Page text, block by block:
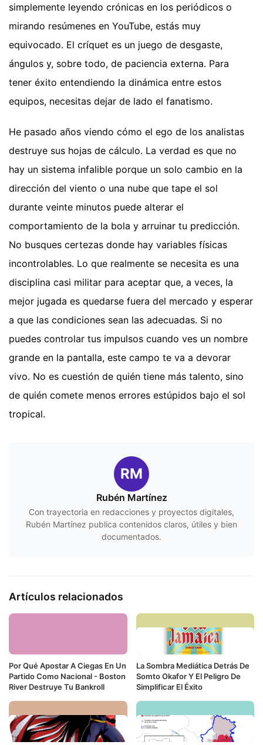
simplemente leyendo crónicas en los periódicos o
mirando resúmenes en YouTube, estás muy
equivocado. El críquet es un juego de desgaste,
ángulos y, sobre todo, de paciencia externa. Para
tener éxito entendiendo la dinámica entre estos
equipos, necesitas dejar de lado el fanatismo.
He pasado años viendo cómo el ego de los analistas
destruye sus hojas de cálculo. La verdad es que no
hay un sistema infalible porque un solo cambio en la
dirección del viento o una nube que tape el sol
durante veinte minutos puede alterar el
comportamiento de la bola y arruinar tu predicción.
No busques certezas donde hay variables físicas
incontrolables. Lo que realmente se necesita es una
disciplina casi militar para aceptar que, a veces, la
mejor jugada es quedarse fuera del mercado y esperar
a que las condiciones sean las adecuadas. Si no
puedes controlar tus impulsos cuando ves un nombre
grande en la pantalla, este campo te va a devorar
vivo. No es cuestión de quién tiene más talento, sino
de quién comete menos errores estúpidos bajo el sol
tropical.
RM
Rubén Martínez
Con trayectoria en redacciones y proyectos digitales,
Rubén Martínez publica contenidos claros, útiles y bien
documentados.
Artículos relacionados
Por Qué Apostar A Ciegas En Un
Partido Como Nacional - Boston
River Destruye Tu Bankroll
La Sombra Mediática Detrás De
Somto Okafor Y El Peligro De
Simplificar El Éxito